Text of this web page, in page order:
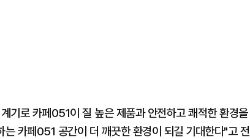
기로 카페051이 질 높은 제품과 안전하고 쾌적한 환경을
카페051 공간이 더 깨끗한 환경이 되길 기대한다"고 전